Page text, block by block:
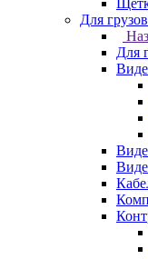
Для
Для